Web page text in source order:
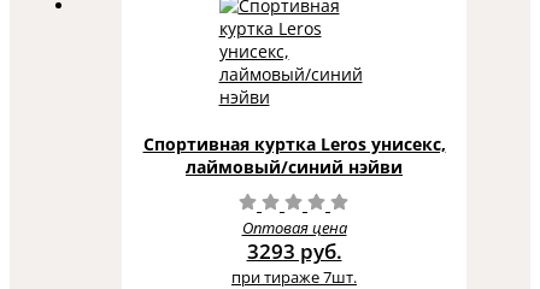
Спортивная куртка Leros унисекс,
лаймовый/синий нэйви
Оптовая цена
3293 руб.
при тираже 7шт.